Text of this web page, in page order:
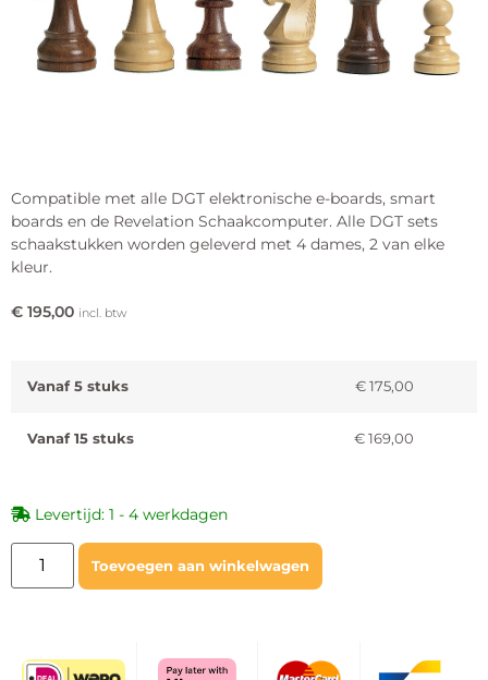
Compatible met alle DGT elektronische e-boards, smart
boards en de Revelation Schaakcomputer. Alle DGT sets
schaakstukken worden geleverd met 4 dames, 2 van elke
kleur.
€ 195,00 incl. btw
Vanaf 5 stuks €175,00
Vanaf 15 stuks € 169,00
Levertijd: 1 - 4 werkdagen
Toevoegen aan winkelwagen